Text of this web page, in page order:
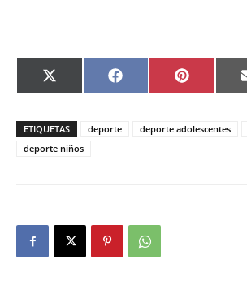
Compartir
en
X
(Twitter)
Compartir
en
Facebook Compartir
en
Pinterest
ETIQUETAS deporte deporte adolescentes
deporte niños